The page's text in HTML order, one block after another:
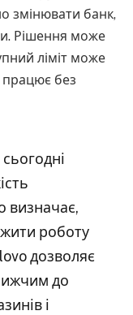
змінювати банк,
Рішення може
ліміт може
працює без
визначає,
роботу
дозволяє
до
і